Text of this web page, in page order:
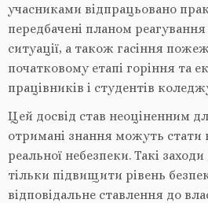
учасниками відпрацьовано
передбачені планом реагування
ситуації, а також гасіння
початковому етапі горіння та
працівників і студентів
Цей досвід став неоціненним
отримані знання можуть стати
реальної небезпеки. Такі
тільки підвищити рівень
відповідальне ставлення до